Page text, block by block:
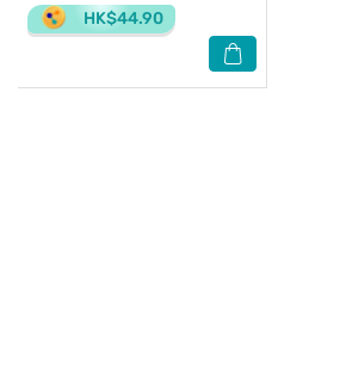
HK$44.90